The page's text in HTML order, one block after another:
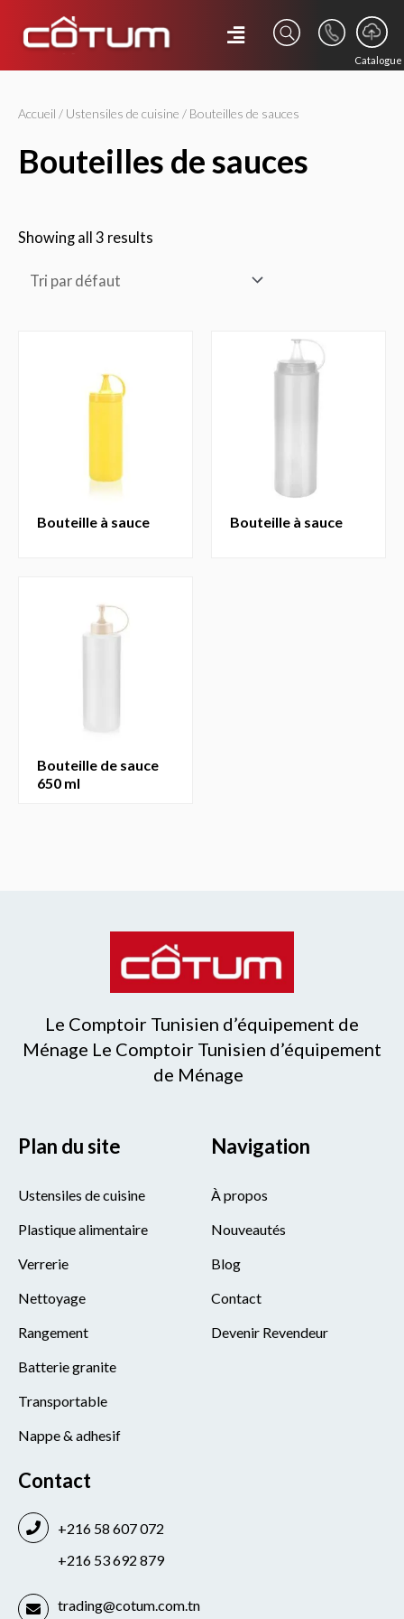
Catalogue
Accueil / Ustensiles de cuisine / Bouteilles de sauces
bouteilles de sauces
Showing all 3 results
bouteille à sauce bouteille à sauce
bouteille de sauce
650 ml
Le Comptoir Tunisien d’équipement de
Ménage Le Comptoir Tunisien d’équipement
de Ménage
Plan du site
Ustensiles de cuisine
Plastique alimentaire
Verrerie
Nettoyage
Rangement
Batterie granite
Transportable
Nappe & adhesif
Navigation
À propos
Nouveautés
Blog
Contact
Devenir Revendeur
Contact
+216 58 607 072
+216 53 692 879
trading@cotum.com.tn